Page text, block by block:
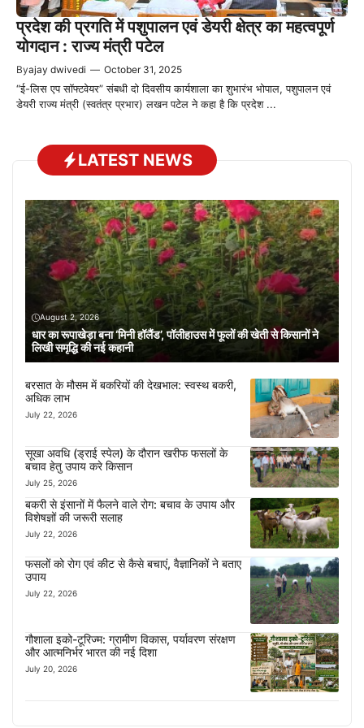
प्रदेश की प्रगति में पशुपालन एवं डेयरी क्षेत्र का महत्वपूर्ण
योगदान : राज्य मंत्री पटेल
Byajay dwivedi — October 31, 2025
“ई-लिस एप सॉफ्टवेयर” संबधी दो दिवसीय कार्यशाला का शुभारंभ भोपाल, पशुपालन एवं
डेयरी राज्य मंत्री (स्वतंत्र प्रभार) लखन पटेल ने कहा है कि प्रदेश ...
LATEST NEWS
August 2, 2026
धार का रूपाखेड़ा बना ‘मिनी हॉलैंड’, पॉलीहाउस में फूलों की खेती से किसानों ने
लिखी समृद्धि की नई कहानी
बरसात के मौसम में बकरियों की देखभाल: स्वस्थ बकरी,
अधिक लाभ
July 22, 2026
सूखा अवधि (ड्राई स्पेल) के दौरान खरीफ फसलों के
बचाव हेतु उपाय करे किसान
July 25, 2026
बकरी से इंसानों में फैलने वाले रोग: बचाव के उपाय और
विशेषज्ञों की जरूरी सलाह
July 22, 2026
फसलों को रोग एवं कीट से कैसे बचाएं, वैज्ञानिकों ने बताए
उपाय
July 22, 2026
गौशाला इको-टूरिज्म: ग्रामीण विकास, पर्यावरण संरक्षण
और आत्मनिर्भर भारत की नई दिशा
July 20, 2026